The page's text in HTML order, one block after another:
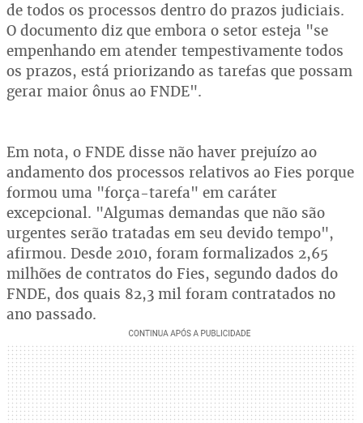
de todos os processos dentro do prazos judiciais.
O documento diz que embora o setor esteja "se
empenhando em atender tempestivamente todos
os prazos, está priorizando as tarefas que possam
gerar maior ônus ao FNDE".
Em nota, o FNDE disse não haver prejuízo ao
andamento dos processos relativos ao Fies porque
formou uma "força-tarefa" em caráter
excepcional. "Algumas demandas que não são
urgentes serão tratadas em seu devido tempo",
afirmou. Desde 2010, foram formalizados 2,65
milhões de contratos do Fies, segundo dados do
FNDE, dos quais 82,3 mil foram contratados no
ano passado.